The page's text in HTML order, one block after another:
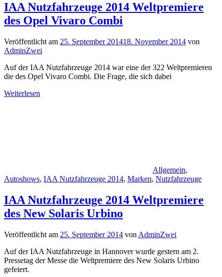
IAA Nutzfahrzeuge 2014 Weltpremiere
des Opel Vivaro Combi
Veröffentlicht am 25. September 201418. November 2014 von
AdminZwei
Auf der IAA Nutzfahrzeuge 2014 war eine der 322 Weltpremieren
die des Opel Vivaro Combi. Die Frage, die sich dabei
Weiterlesen
Allgemein,
Autoshows, IAA Nutzfahrzeuge 2014, Marken, Nutzfahrzeuge
IAA Nutzfahrzeuge 2014 Weltpremiere
des New Solaris Urbino
Veröffentlicht am 25. September 2014 von AdminZwei
Auf der IAA Nutzfahrzeuge in Hannover wurde gestern am 2.
Pressetag der Messe die Weltpremiere des New Solaris Urbino
gefeiert.